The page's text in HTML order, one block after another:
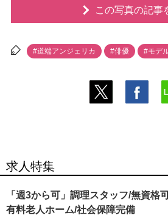
この写真の記事
#道端アンジェリカ #俳優 #モデ
求人特集
「週3から可」調理スタッフ/無資格
有料老人ホーム/社会保障完備